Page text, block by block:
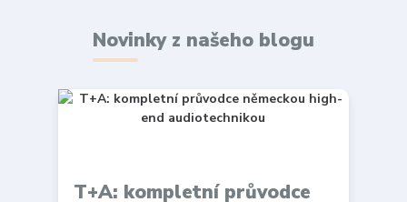
Novinky z našeho blogu
T+A: kompletní průvodce